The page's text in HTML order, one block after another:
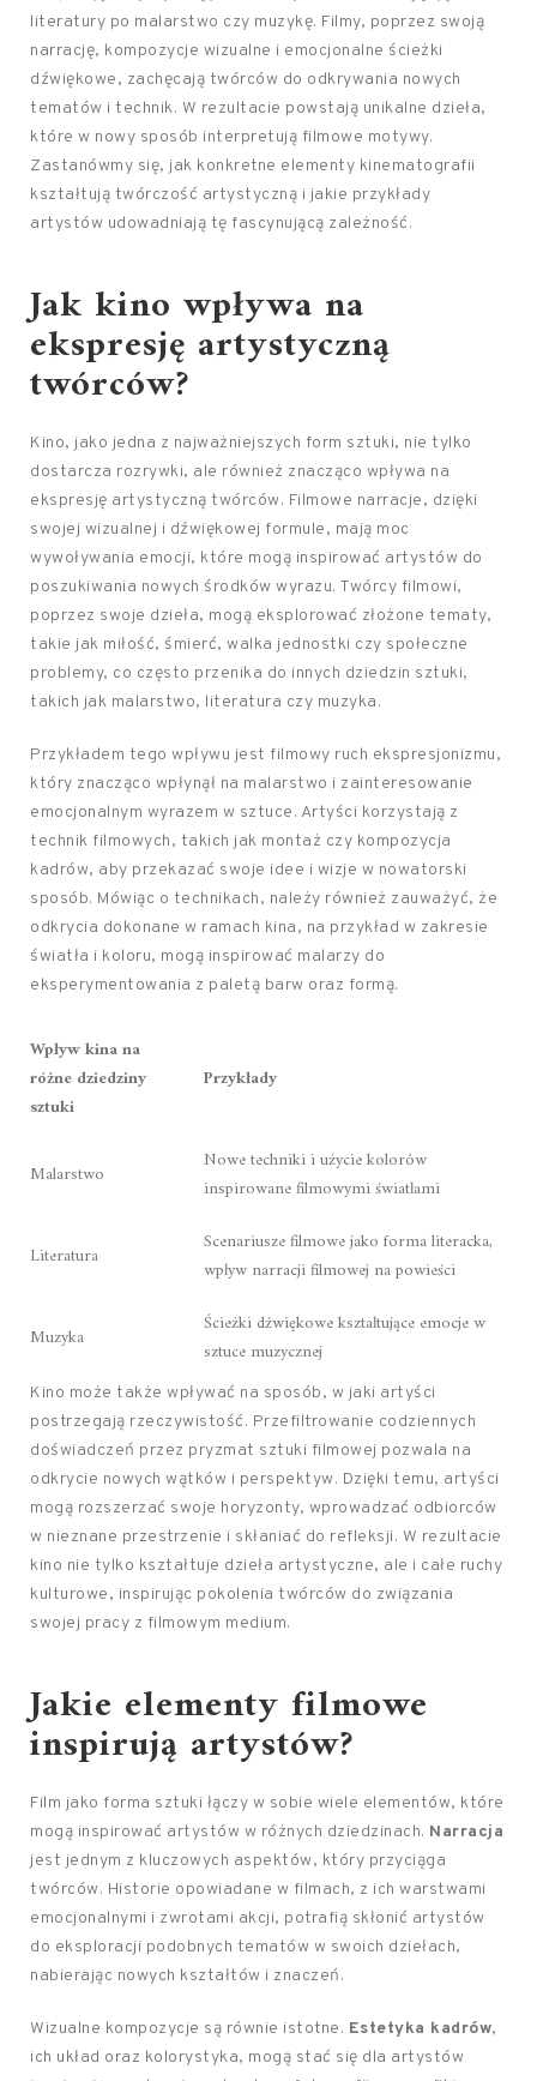
literatury po malarstwo czy muzykę. Filmy, poprzez swoją
narrację, kompozycje wizualne i emocjonalne ścieżki
dźwiękowe, zachęcają twórców do odkrywania nowych
tematów i technik. W rezultacie powstają unikalne dzieła,
które w nowy sposób interpretują filmowe motywy.
Zastanówmy się, jak konkretne elementy kinematografii
kształtują twórczość artystyczną i jakie przykłady
artystów udowadniają tę fascynującą zależność.
Jak kino wpływa na
ekspresję artystyczną
twórców?
Kino, jako jedna z najważniejszych form sztuki, nie tylko
dostarcza rozrywki, ale również znacząco wpływa na
ekspresję artystyczną twórców. Filmowe narracje, dzięki
swojej wizualnej i dźwiękowej formule, mają moc
wywoływania emocji, które mogą inspirować artystów do
poszukiwania nowych środków wyrazu. Twórcy filmowi,
poprzez swoje dzieła, mogą eksplorować złożone tematy,
takie jak miłość, śmierć, walka jednostki czy społeczne
problemy, co często przenika do innych dziedzin sztuki,
takich jak malarstwo, literatura czy muzyka.
Przykładem tego wpływu jest filmowy ruch ekspresjonizmu,
który znacząco wpłynął na malarstwo i zainteresowanie
emocjonalnym wyrazem w sztuce. Artyści korzystają z
technik filmowych, takich jak montaż czy kompozycja
kadrów, aby przekazać swoje idee i wizje w nowatorski
sposób. Mówiąc o technikach, należy również zauważyć, że
odkrycia dokonane w ramach kina, na przykład w zakresie
światła i koloru, mogą inspirować malarzy do
eksperymentowania z paletą barw oraz formą.
Wpływ kina na
różne dziedziny
sztuki
Przykłady
Malarstwo
Nowe techniki i użycie kolorów
inspirowane filmowymi światłami
Literatura
Scenariusze filmowe jako forma literacka,
wpływ narracji filmowej na powieści
Muzyka
Ścieżki dźwiękowe kształtujące emocje w
sztuce muzycznej
Kino może także wpływać na sposób, w jaki artyści
postrzegają rzeczywistość. Przefiltrowanie codziennych
doświadczeń przez pryzmat sztuki filmowej pozwala na
odkrycie nowych wątków i perspektyw. Dzięki temu, artyści
mogą rozszerzać swoje horyzonty, wprowadzać odbiorców
w nieznane przestrzenie i skłaniać do refleksji. W rezultacie
kino nie tylko kształtuje dzieła artystyczne, ale i całe ruchy
kulturowe, inspirując pokolenia twórców do związania
swojej pracy z filmowym medium.
Jakie elementy filmowe
inspirują artystów?
Film jako forma sztuki łączy w sobie wiele elementów, które
mogą inspirować artystów w różnych dziedzinach. Narracja
jest jednym z kluczowych aspektów, który przyciąga
twórców. Historie opowiadane w filmach, z ich warstwami
emocjonalnymi i zwrotami akcji, potrafią skłonić artystów
do eksploracji podobnych tematów w swoich dziełach,
nabierając nowych kształtów i znaczeń.
Wizualne kompozycje są równie istotne. Estetyka kadrów,
ich układ oraz kolorystyka, mogą stać się dla artystów